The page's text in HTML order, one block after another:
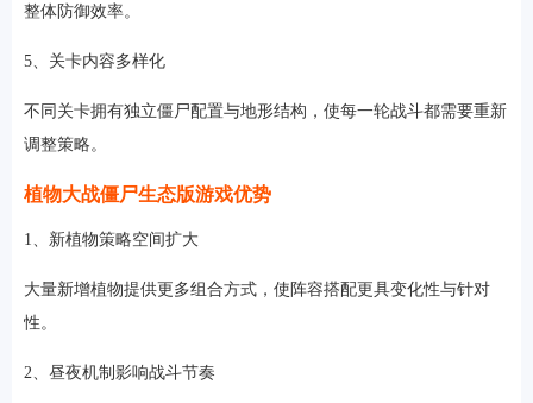
整体防御效率。
5、关卡内容多样化
不同关卡拥有独立僵尸配置与地形结构，使每一轮战斗都需要重新
调整策略。
植物大战僵尸生态版游戏优势
1、新植物策略空间扩大
大量新增植物提供更多组合方式，使阵容搭配更具变化性与针对
性。
2、昼夜机制影响战斗节奏